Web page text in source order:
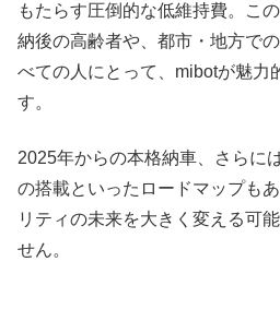
もたらす圧倒的な低維持費。こ
納後の高齢者や、都市・地方で
べての人にとって、mibotが魅力
す。
2025年からの本格納車、さらに
の搭載といったロードマップも
リティの未来を大きく変える可
せん。